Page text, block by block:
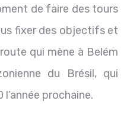
de faire des tours
fixer des objectifs et
qui mène à Belém
du Brésil, qui
prochaine.